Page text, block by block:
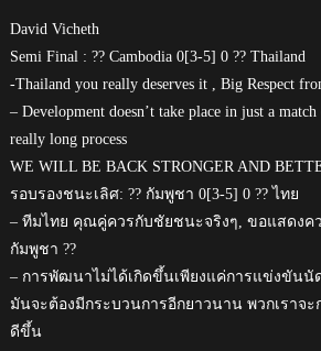
David Vicheth
Semi Final : ?? Cambodia 0[3-5] 0 ?? Thailand
-Thailand you really deserves it , Big Respect
– Development doesn’t take place in just a
really long process
WE WILL BE BACK STRONGER AND
รอบรองชนะเลิศ: ?? กัมพูชา 0[3-5] 0 ?? ไทย
– ทีมไทย คุณคู่ควรกับชัยชนะจริงๆ, ขอแสดงค
กัมพูชา ??
– การพัฒนาไม่ได้เกิดขึ้นเพียงแค่การแข่งขันนั
มันจะต้องมีกระบวนการอีกยาวนาน พวกเราจ
ดีขึ้น